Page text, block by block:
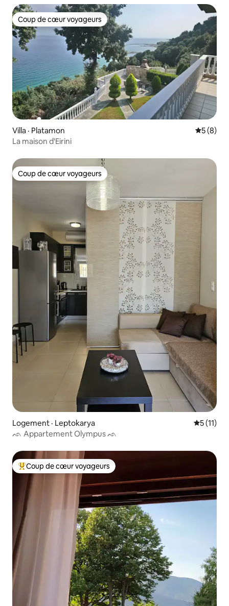
Coup de cœur voyageurs
Coup de cœur voyageurs
Villa · Platamon Note
5 (8)
La maison d'Eirini
Coup de cœur voyageurs
Coup de cœur voyageurs
Logement · Leptokarya Note
5 (11)
ᨒ Appartement Olympus ᨒ
Coup de cœur voyageurs parmi les plus aimés
Coup de cœur voyageurs